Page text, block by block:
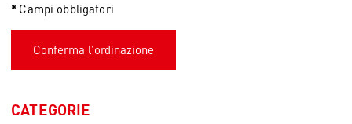
* Campi obbligatori
CATEGORIE